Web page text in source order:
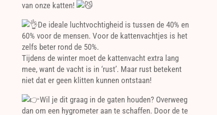
van onze katten!
De ideale luchtvochtigheid is tussen de 40% en
60% voor de mensen. Voor de kattenvachtjes is het
zelfs beter rond de 50%.
Tijdens de winter moet de kattenvacht extra lang
mee, want de vacht is in ‘rust’. Maar rust betekent
niet dat er geen klitten kunnen ontstaan!
Wil je dit graag in de gaten houden? Overweeg
dan om een hygrometer aan te schaffen. Door de te